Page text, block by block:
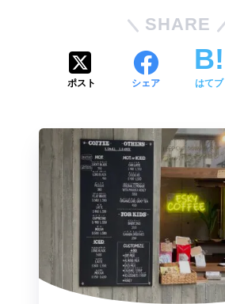
SHARE
ポスト シェア はてブ